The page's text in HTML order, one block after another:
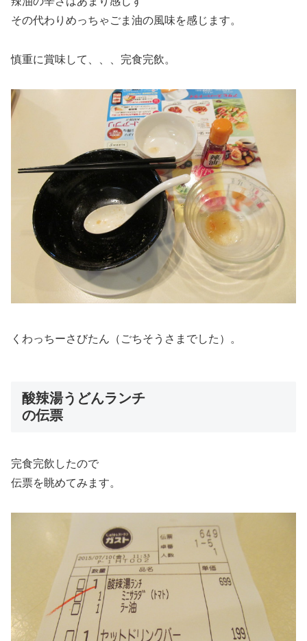
その代わりめっちゃごま油の風味を感じます。
慎重に賞味して、、、完食完飲。
くわっちーさびたん（ごちそうさまでした）。
酸辣湯うどんランチ
の伝票
完食完飲したので
伝票を眺めてみます。